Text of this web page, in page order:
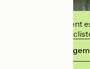
Cet établissement
accueillir des
Voir ses